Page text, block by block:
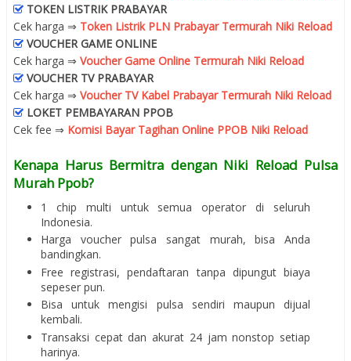
TOKEN LISTRIK PRABAYAR
Cek harga ⇒ Token Listrik PLN Prabayar Termurah Niki Reload
VOUCHER GAME ONLINE
Cek harga ⇒ Voucher Game Online Termurah Niki Reload
VOUCHER TV PRABAYAR
Cek harga ⇒ Voucher TV Kabel Prabayar Termurah Niki Reload
LOKET PEMBAYARAN PPOB
Cek fee ⇒ Komisi Bayar Tagihan Online PPOB Niki Reload
Kenapa Harus Bermitra dengan Niki Reload Pulsa
Murah Ppob?
1 chip multi untuk semua operator di seluruh
Indonesia.
Harga voucher pulsa sangat murah, bisa Anda
bandingkan.
Free registrasi, pendaftaran tanpa dipungut biaya
sepeser pun.
Bisa untuk mengisi pulsa sendiri maupun dijual
kembali.
Transaksi cepat dan akurat 24 jam nonstop setiap
harinya.